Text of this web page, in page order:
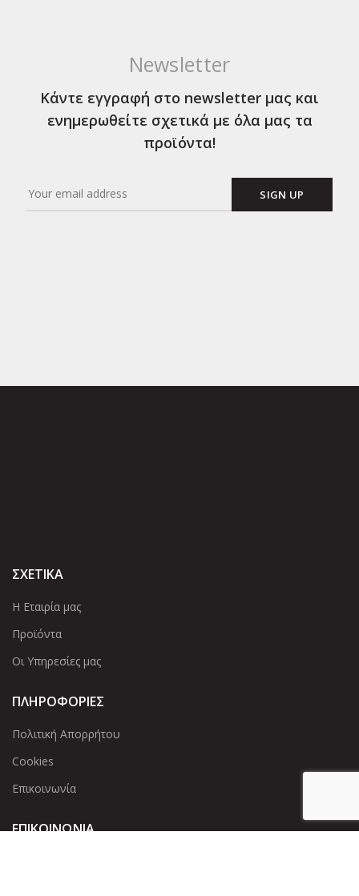
Newsletter
Κάντε εγγραφή στο newsletter μας και
ενημερωθείτε σχετικά με όλα μας τα
προϊόντα!
ΣΧΕΤΙΚΑ
Η Εταιρία μας
Προϊόντα
Οι Υπηρεσίες μας
ΠΛΗΡΟΦΟΡΙΕΣ
Πολιτική Απορρήτου
Cookies
Επικοινωνία
ΕΠΙΚΟΙΝΩΝΊΑ